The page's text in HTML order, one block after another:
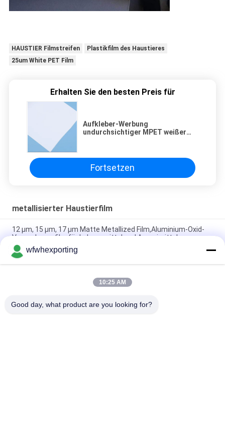
HAUSTIER Filmstreifen
Plastikfilm des Haustieres
25um White PET Film
Erhalten Sie den besten Preis für
Aufkleber-Werbung
undurchsichtiger MPET weißer
Fortsetzen
metallisierter Haustierfilm
12 μm, 15 μm, 17 μm Matte Metallized Film,Aluminium-Oxid-
Verpackungsfilm für Lebensmittel und Arzneimittel
Hochreflexive und hochbarrierende PET-Metallisierte Folie, PE-
beschichtete Druckfolie aus Aluminium
Weichhartigkeit 3mic Metallisierter PET-Film für
wfwhexporting
10:25 AM
Good day, what product are you looking for?